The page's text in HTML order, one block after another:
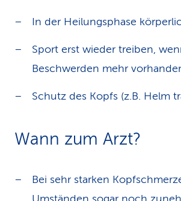
In der Heilungsphase
Sport erst wieder treiben,
Beschwerden mehr
Schutz des Kopfs (z.B. Helm
Wann zum Arzt?
Bei sehr starken
Umständen sogar noch